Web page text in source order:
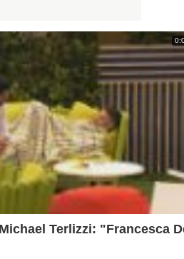
Terlizzi: "Francesca